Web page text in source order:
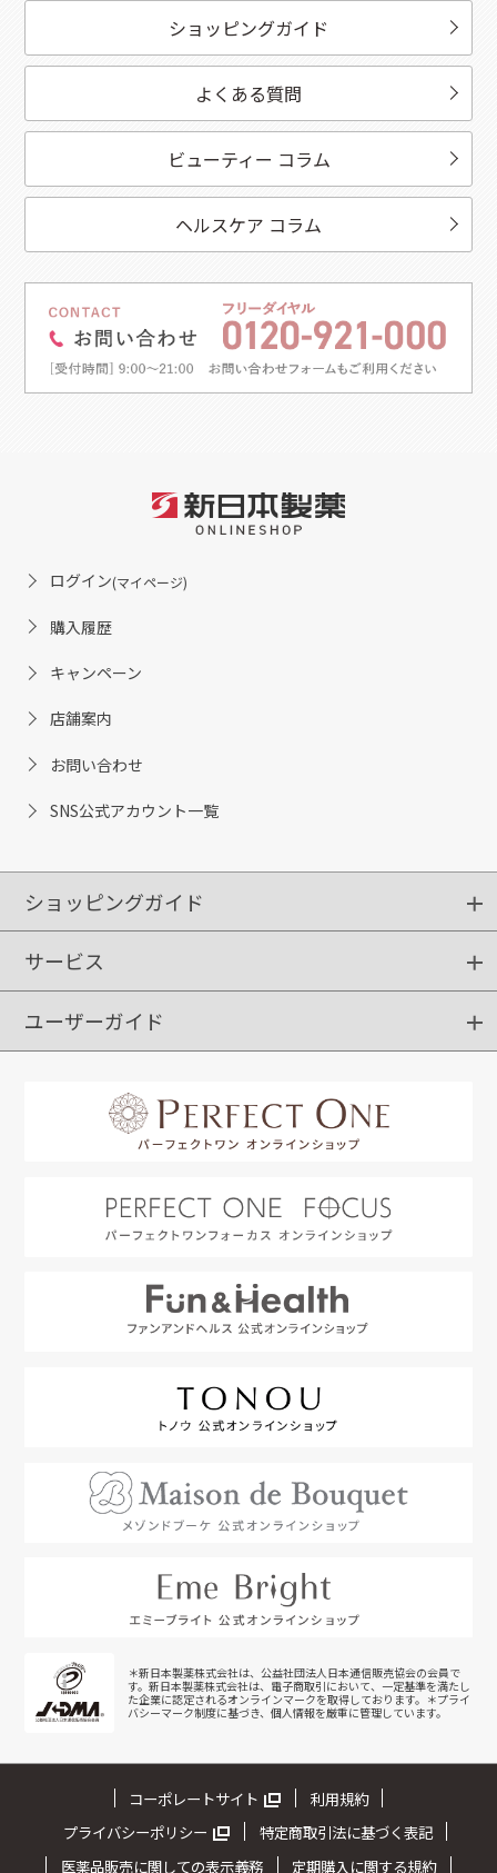
ショッピングガイド
よくある質問
ビューティー コラム
ヘルスケア コラム
ログイン(マイページ)
購入履歴
キャンペーン
店舗案内
お問い合わせ
SNS公式アカウント一覧
ショッピングガイド
ショッピングガイド
ご注文方法
送料・配送
クーポンご利用方法
サービス
定期購入
ポイントサービス
お知らせメール
ユーザーガイド
＊新日本製薬株式会社は、公益社団法人日本通信販売協会の会員で
す。新日本製薬株式会社は、電子商取引において、一定基準を満たし
た企業に認定されるオンラインマークを取得しております。＊プライ
バシーマーク制度に基づき、個人情報を厳重に管理しています。
コーポレートサイト
利用規約
プライバシーポリシー
特定商取引法に基づく表記
医薬品販売に関しての表示義務
定期購入に関する規約